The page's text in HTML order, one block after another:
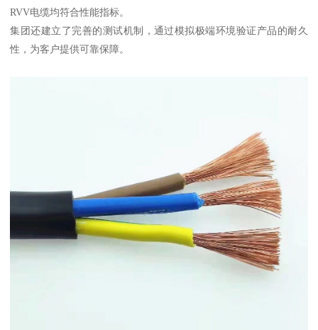
RVV电缆均符合性能指标。
集团还建立了完善的测试机制，通过模拟极端环境验证产品的耐久
性，为客户提供可靠保障。